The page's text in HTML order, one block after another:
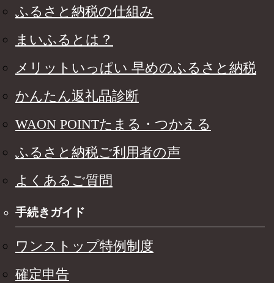
ふるさと納税の仕組み
まいふるとは？
メリットいっぱい 早めのふるさと納税
かんたん返礼品診断
WAON POINTたまる・つかえる
ふるさと納税ご利用者の声
よくあるご質問
手続きガイド
ワンストップ特例制度
確定申告